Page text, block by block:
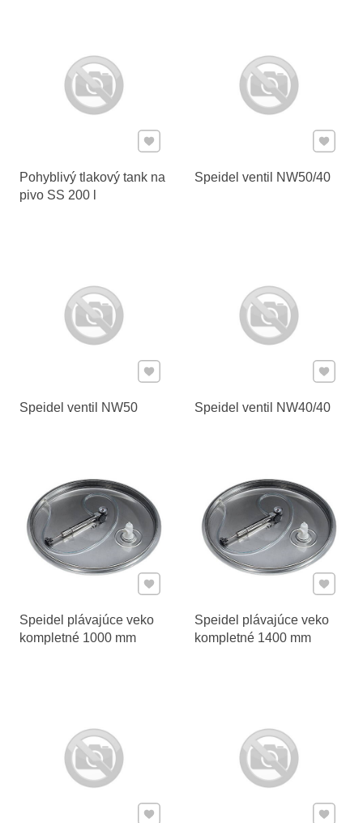
Pohyblivý tlakový tank na
pivo SS 200 l
Pridať k Obľúbeným
Speidel ventil NW50/40
Pridať
Speidel ventil NW50
Pridať k Obľúbeným
Speidel ventil NW40/40
Pridať
Speidel plávajúce veko
kompletné 1000 mm
Pridať k Obľúbeným
Speidel plávajúce veko
kompletné 1400 mm
Pridať
Pridať k Obľúbeným Pridať